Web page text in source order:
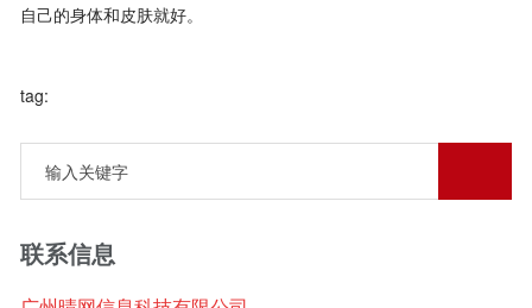
自己的身体和皮肤就好。
tag:
联系信息